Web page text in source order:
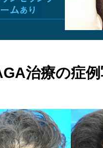
治療の症